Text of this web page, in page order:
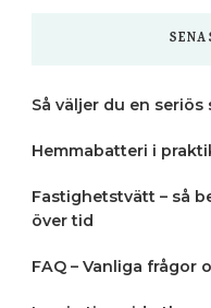
Så väljer du en seriös
Hemmabatteri i
Fastighetstvätt – så
över tid
FAQ – Vanliga frågor